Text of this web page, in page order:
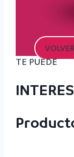
VOLVER
TE PUEDE